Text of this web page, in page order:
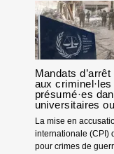
Mandats
aux
présumé·es
universitaires
La mise en
internationale (CPI)
pour crimes de